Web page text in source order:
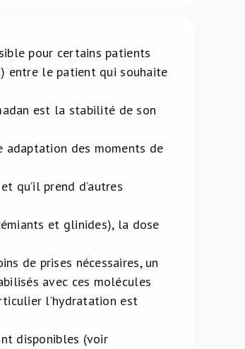
pour certains patients
entre le patient qui souhaite
est la stabilité de son
adaptation des moments de
qu’il prend d’autres
et glinides), la dose
de prises nécessaires, un
avec ces molécules
l’hydratation est
disponibles (voir